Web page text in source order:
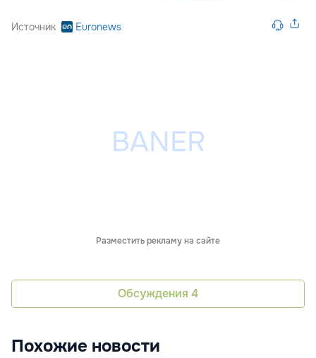
Источник Euronews
Разместить рекламу на сайте
Обсуждения 4
Похожие новости